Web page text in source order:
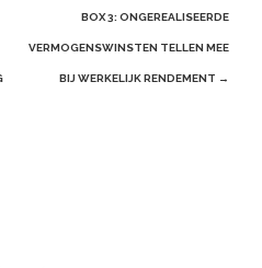
BOX 3: ONGEREALISEERDE
VERMOGENSWINSTEN TELLEN MEE
BIJ WERKELIJK RENDEMENT →